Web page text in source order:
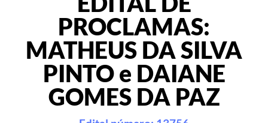
PROCLAMAS:
MATHEUS DA SILVA
PINTO e DAIANE
GOMES DA PAZ